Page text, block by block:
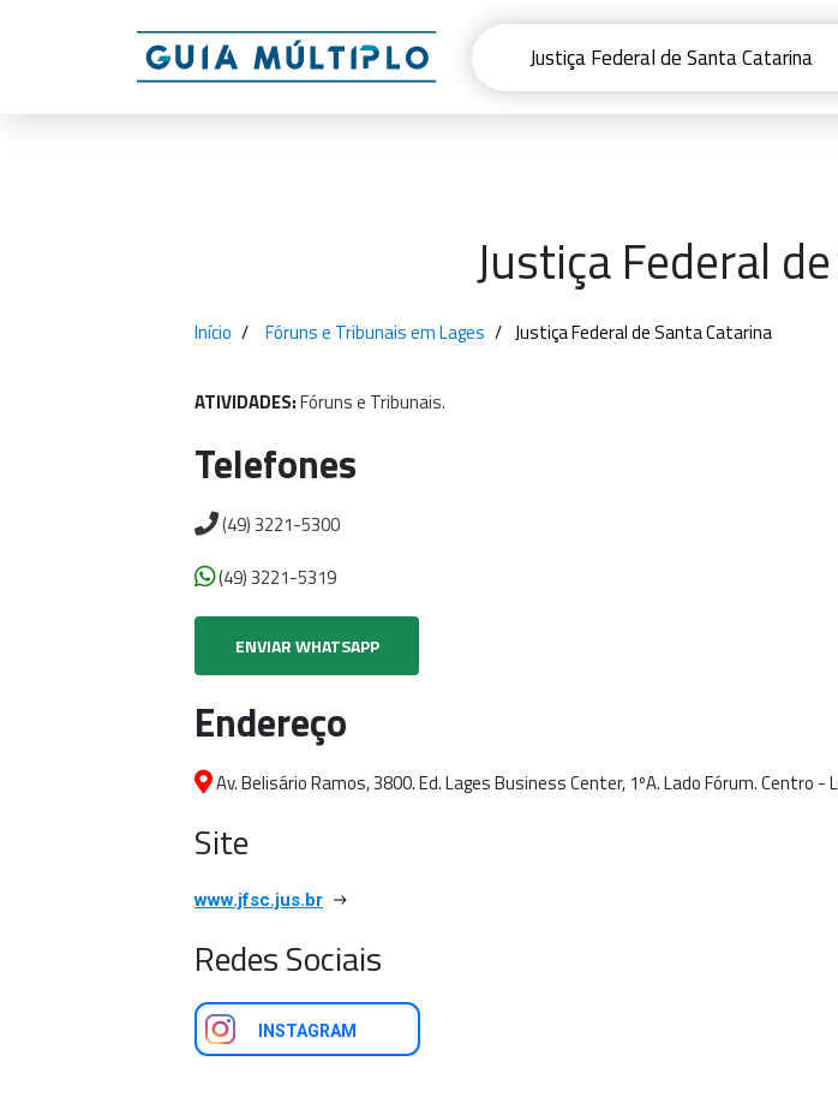
Justiça Federal
Início Fóruns e Tribunais em Lages Justiça Federal de Santa Catarina
ATIVIDADES:Fórunse Tribunais.
Telefones
(49) 3221-5300
(49) 3221-5319
ENVIAR WHATSAPP
Endereço
Av. Belisário Ramos, 3800. Ed. Lages Business Center, 1ºA. Lado Fórum. Centro -
Site
www.jfsc.jus.br
Redes Sociais
INSTAGRAM